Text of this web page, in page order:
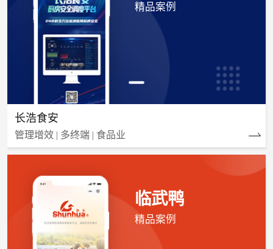
精品案例
长浩食安
管理增效 | 多终端 | 食品业
临武鸭
精品案例